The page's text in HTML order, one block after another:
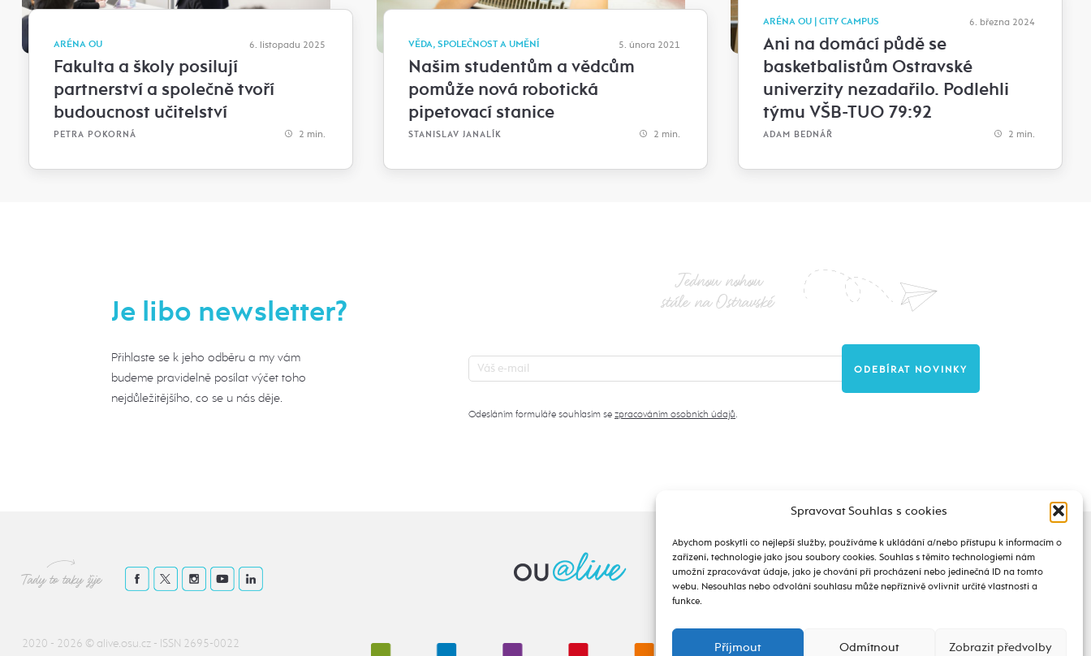
Spravovat Souhlas s cookies
Abychom poskytli co nejlepší služby, používáme k ukládání a/nebo přístupu k informacím o
zařízení, technologie jako jsou soubory cookies. Souhlas s těmito technologiemi nám
umožní zpracovávat údaje, jako je chování při procházení nebo jedinečná ID na tomto
webu. Nesouhlas nebo odvolání souhlasu může nepříznivě ovlivnit určité vlastnosti a
funkce.
Příjmout Odmítnout Zobrazit předvolby
ARÉNA OU 6. listopadu 2025
Fakulta a školy posilují
partnerství a společně tvoří
budoucnost učitelství
PETRA POKORNÁ 2 min.
VĚDA, SPOLEČNOST A UMĚNÍ 5. února 2021
Našim studentům a vědcům
pomůže nová robotická
pipetovací stanice
STANISLAV JANALÍK 2 min.
ARÉNA OU | CITY CAMPUS 6. března 2024
Ani na domácí půdě se
basketbalistům Ostravské
univerzity nezadařilo. Podlehli
týmu VŠB-TUO 79:92
ADAM BEDNÁŘ 2 min.
Je libo newsletter?
Přihlaste se k jeho odběru a my vám
budeme pravidelně posílat výčet toho
nejdůležitějšího, co se u nás děje.
Jednou nohou
stále na Ostravské
Odesláním formuláře souhlasím se zpracováním osobních údajů.
Tady to taky žije
2020 - 2026 © alive.osu.cz - ISSN 2695-0022
STAŇ SE REDAKTOREM BLOGUJ NA@live